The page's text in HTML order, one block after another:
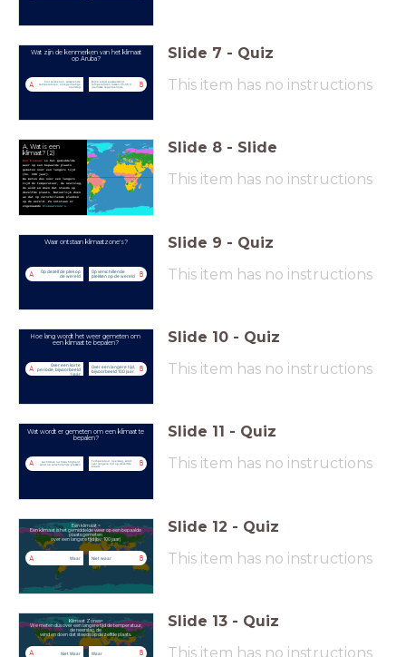
Wat zijn de kenmerken van het klimaat
op Aruba?
A Vier seizoenen, wisselende
temperaturen, onregelmatige
neerslag B
Bijna altijd passaatwind,
temperaturen tussen 25-35 ̊C,
jaarlijkse regenperiode
Slide 7 - Quiz
This item has no instructions
A. Wat is een
klimaat? (2)
Een klimaatis het gemiddelde
weer op een bepaalde plaats
gemeten over een langere tijd
(bv. 100 jaar).
We meten dus over een langere
tijd de temperatuur, de neerslag,
de wind en doen dat steeds op
dezelfde plaats. Natuurlijk doen
we dat op verschillende plekken
op de wereld. Zo ontstaan er
zogenaamdeKlimaatzone’s.
Slide 8 - Slide
This item has no instructions
Waar ontstaan klimaatzone's?
A
Op dezelfde plek op
de wereld
B
Op verschillende
plekken op de wereld
Slide 9 - Quiz
This item has no instructions
Hoe lang wordt het weer gemeten om
een klimaat te bepalen?
A
Over een korte
periode, bijvoorbeeld
1 jaar
B
Over een langere tijd,
bijvoorbeeld 100 jaar
Slide 10 - Quiz
This item has no instructions
Wat wordt er gemeten om een klimaat te
bepalen?
A Luchtdruk, luchtvochtigheid,
wind op verschillende plekken B
Temperatuur, neerslag, wind
over langere tijd op dezelfde
plaats
Slide 11 - Quiz
This item has no instructions
Een klimaat =
Een klimaat is het gemiddelde weer op een bepaalde
plaats gemeten
over een langere tijd (bv. 100 jaar)
A Waar B
Niet waar
Slide 12 - Quiz
This item has no instructions
Klimaat Zones=
We meten dus over een langere tijd de temperatuur,
de neerslag, de
wind en doen dat steeds op dezelfde plaats.
A Niet Waar B
Waar
Slide 13 - Quiz
This item has no instructions